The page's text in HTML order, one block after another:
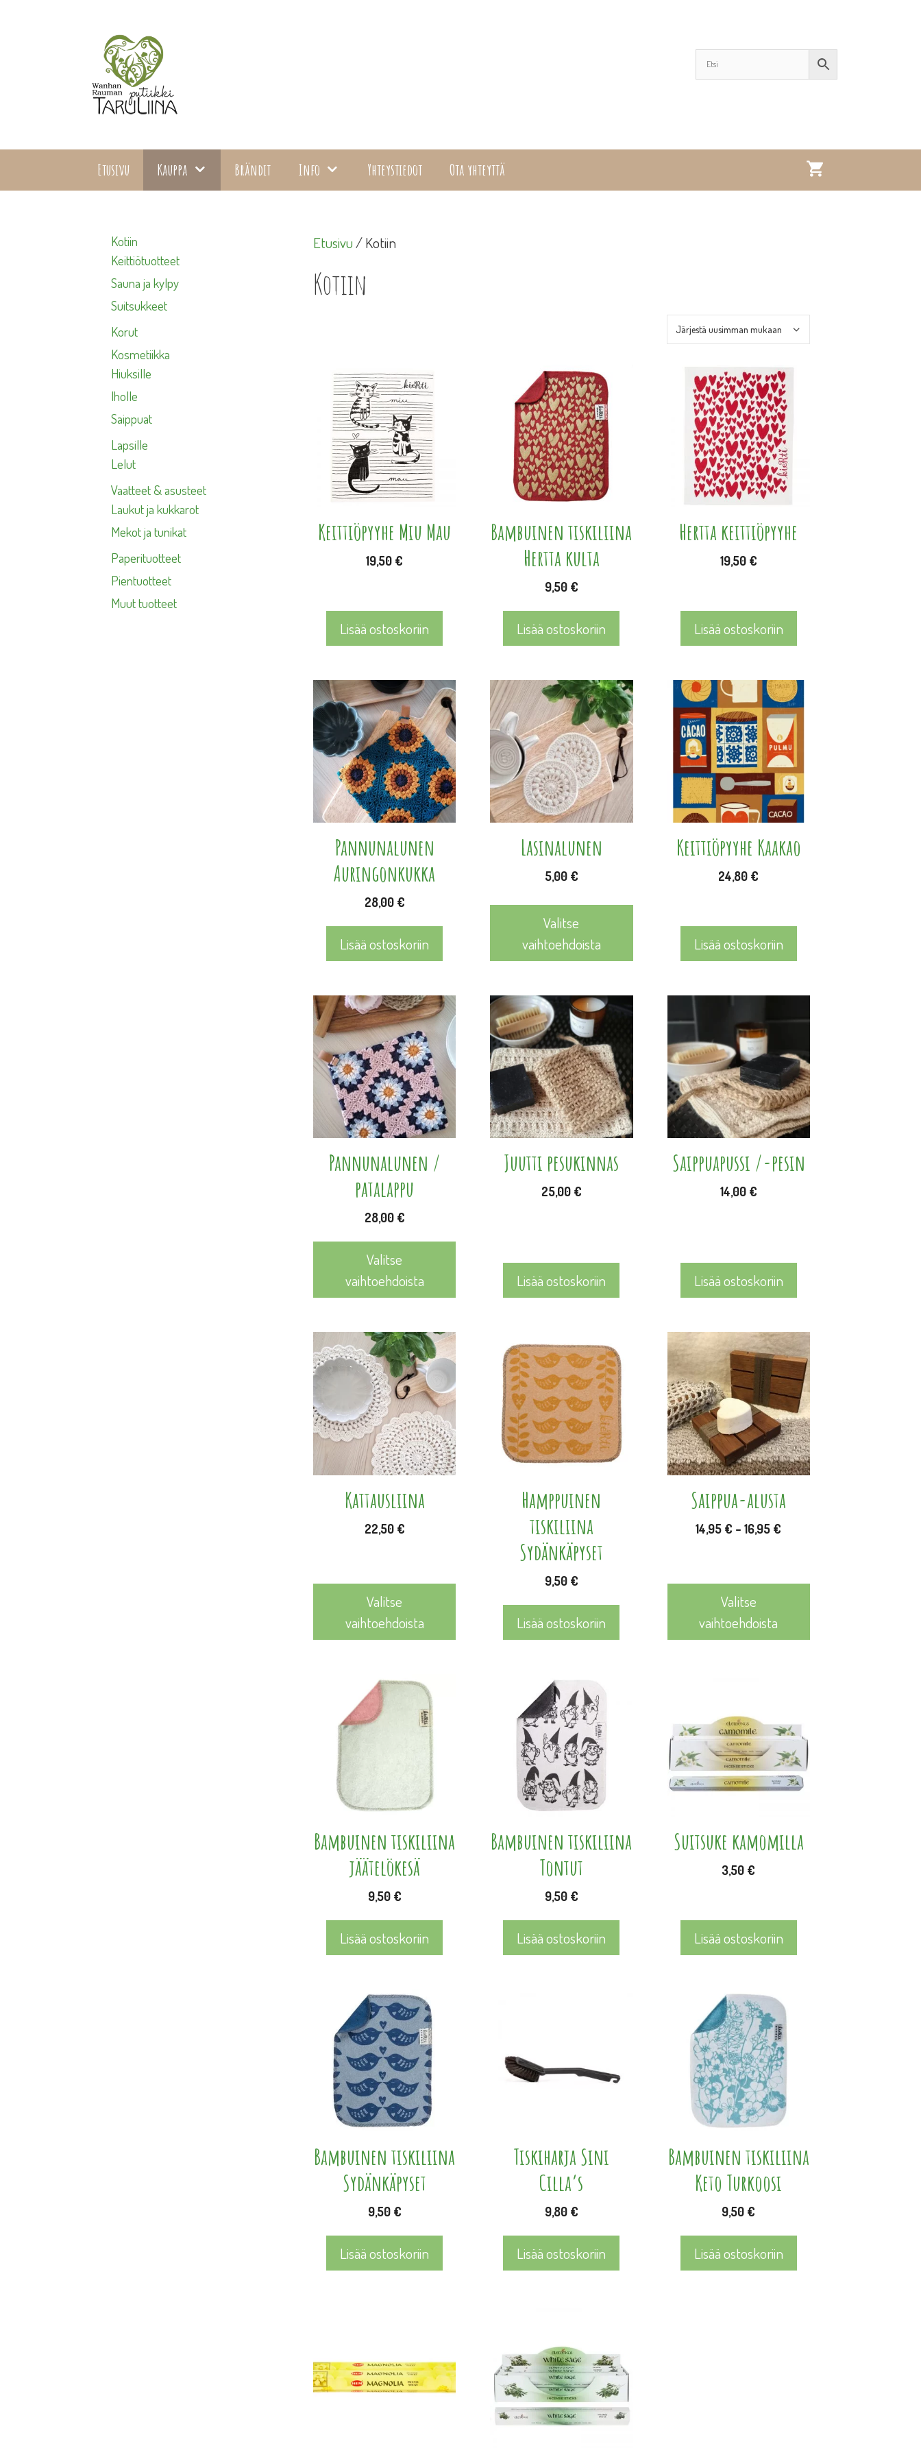
Etusivu Kauppa Brändit Info Yhteystiedot Ota yhteyttä
Etusivu/ Kotiin
Kotiin
Keittiöpyyhe Miu Mau
19,50 €
Lisää ostoskoriin
Bambuinen tiskiliina
Hertta kulta
9,50 €
Lisää ostoskoriin
Hertta keittiöpyyhe
19,50 €
Lisää ostoskoriin
Pannunalunen
Auringonkukka
28,00 €
Lisää ostoskoriin
Lasinalunen
5,00 €
Valitse
vaihtoehdoista
Tällä
tuotteella
on
useampi
muunnelma.
Voit
tehdä
valinnat
tuotteen
Keittiöpyyhe Kaakao
24,80 €
Lisää ostoskoriin
Pannunalunen /
patalappu
28,00 €
Valitse
vaihtoehdoista
Tällä
tuotteella
on
useampi
muunnelma.
tehdä
valinnat
tuotteen
Juutti pesukinnas
25,00 €
Lisää ostoskoriin
Saippuapussi /-pesin
14,00 €
Lisää ostoskoriin
Kattausliina
22,50 €
Valitse
vaihtoehdoista
Tällä
tuotteella
on
useampi
muunnelma.
tehdä
valinnat
tuotteen
Hamppuinen
tiskiliina
Sydänkäpyset
9,50 €
Lisää ostoskoriin
Saippua-alusta
14,95 € – 16,95 €
16,95 €
Valitse
vaihtoehdoista
Tällä
tuotteella
on
useampi
muunnelma.
Voit
tehdä
valinnat
tuotteen
sivulla.
Bambuinen tiskiliina
jäätelökesä
9,50 €
Lisää ostoskoriin
Bambuinen tiskiliina
Tontut
9,50 €
Lisää ostoskoriin
Suitsuke kamomilla
3,50 €
Lisää ostoskoriin
Bambuinen tiskiliina
Sydänkäpyset
9,50 €
Lisää ostoskoriin
Tiskiharja Sini
Cilla’s
9,80 €
Lisää ostoskoriin
Bambuinen tiskiliina
Keto Turkoosi
9,50 €
Lisää ostoskoriin
Kotiin
Keittiötuotteet
Sauna ja kylpy
Suitsukkeet
Korut
Kosmetiikka
Hiuksille
Iholle
Saippuat
Lapsille
Lelut
Vaatteet & asusteet
Laukut ja kukkarot
Mekot ja tunikat
Paperituotteet
Pientuotteet
Muut tuotteet